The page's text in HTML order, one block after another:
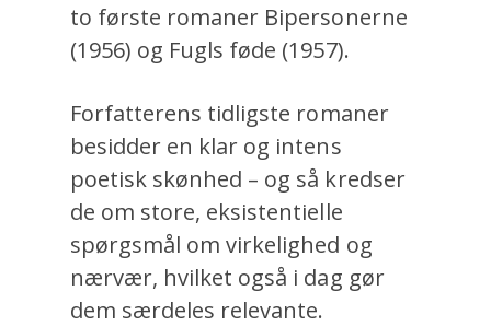
to første romaner Bipersonerne
(1956) og Fugls føde (1957).
Forfatterens tidligste romaner
besidder en klar og intens
poetisk skønhed – og så kredser
de om store, eksistentielle
spørgsmål om virkelighed og
nærvær, hvilket også i dag gør
dem særdeles relevante.